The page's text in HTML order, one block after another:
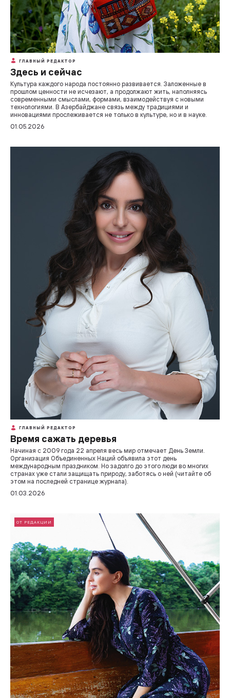
ГЛАВНЫЙ РЕДАКТОР
Здесь и сейчас
Культура каждого народа постоянно развивается. Заложенные в
прошлом ценности не исчезают, а продолжают жить, наполняясь
современными смыслами, формами, взаимодействуя с новыми
технологиями. В Азербайджане связь между традициями и
инновациями прослеживается не только в культуре, но и в науке.
01.05.2026
ГЛАВНЫЙ РЕДАКТОР
Время сажать деревья
Начиная с 2009 года 22 апреля весь мир отмечает День Земли.
Организация Объединенных Наций объявила этот день
международным праздником. Но задолго до этого люди во многих
странах уже стали защищать природу, заботясь о ней (читайте об
этом на последней странице журнала).
01.03.2026
ОТ РЕДАКЦИИ